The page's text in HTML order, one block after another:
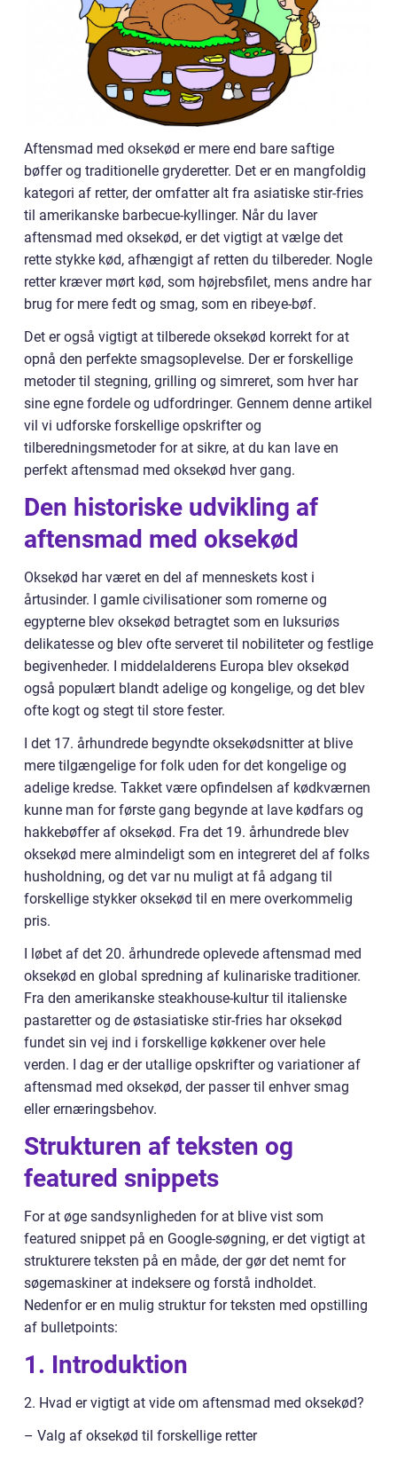
Aftensmad med oksekød er mere end bare saftige
bøffer og traditionelle gryderetter. Det er en mangfoldig
kategori af retter, der omfatter alt fra asiatiske stir-fries
til amerikanske barbecue-kyllinger. Når du laver
aftensmad med oksekød, er det vigtigt at vælge det
rette stykke kød, afhængigt af retten du tilbereder. Nogle
retter kræver mørt kød, som højrebsfilet, mens andre har
brug for mere fedt og smag, som en ribeye-bøf.
Det er også vigtigt at tilberede oksekød korrekt for at
opnå den perfekte smagsoplevelse. Der er forskellige
metoder til stegning, grilling og simreret, som hver har
sine egne fordele og udfordringer. Gennem denne artikel
vil vi udforske forskellige opskrifter og
tilberedningsmetoder for at sikre, at du kan lave en
perfekt aftensmad med oksekød hver gang.
Den historiske udvikling af
aftensmad med oksekød
Oksekød har været en del af menneskets kost i
årtusinder. I gamle civilisationer som romerne og
egypterne blev oksekød betragtet som en luksuriøs
delikatesse og blev ofte serveret til nobiliteter og festlige
begivenheder. I middelalderens Europa blev oksekød
også populært blandt adelige og kongelige, og det blev
ofte kogt og stegt til store fester.
I det 17. århundrede begyndte oksekødsnitter at blive
mere tilgængelige for folk uden for det kongelige og
adelige kredse. Takket være opfindelsen af kødkværnen
kunne man for første gang begynde at lave kødfars og
hakkebøffer af oksekød. Fra det 19. århundrede blev
oksekød mere almindeligt som en integreret del af folks
husholdning, og det var nu muligt at få adgang til
forskellige stykker oksekød til en mere overkommelig
pris.
I løbet af det 20. århundrede oplevede aftensmad med
oksekød en global spredning af kulinariske traditioner.
Fra den amerikanske steakhouse-kultur til italienske
pastaretter og de østasiatiske stir-fries har oksekød
fundet sin vej ind i forskellige køkkener over hele
verden. I dag er der utallige opskrifter og variationer af
aftensmad med oksekød, der passer til enhver smag
eller ernæringsbehov.
Strukturen af teksten og
featured snippets
For at øge sandsynligheden for at blive vist som
featured snippet på en Google-søgning, er det vigtigt at
strukturere teksten på en måde, der gør det nemt for
søgemaskiner at indeksere og forstå indholdet.
Nedenfor er en mulig struktur for teksten med opstilling
af bulletpoints:
1. Introduktion
2. Hvad er vigtigt at vide om aftensmad med oksekød?
– Valg af oksekød til forskellige retter